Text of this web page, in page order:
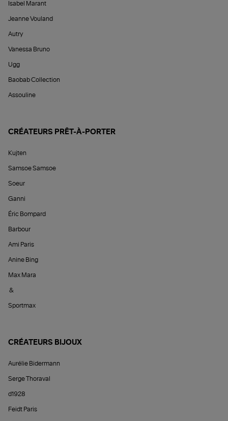
Isabel Marant
Jeanne Vouland
Autry
Vanessa Bruno
Ugg
Baobab Collection
Assouline
CRÉATEURS PRÊT-À-PORTER
Kujten
Samsoe Samsoe
Soeur
Ganni
Éric Bompard
Barbour
Ami Paris
Anine Bing
Max Mara
&
Sportmax
CRÉATEURS BIJOUX
Aurélie Bidermann
Serge Thoraval
d1928
Feidt Paris